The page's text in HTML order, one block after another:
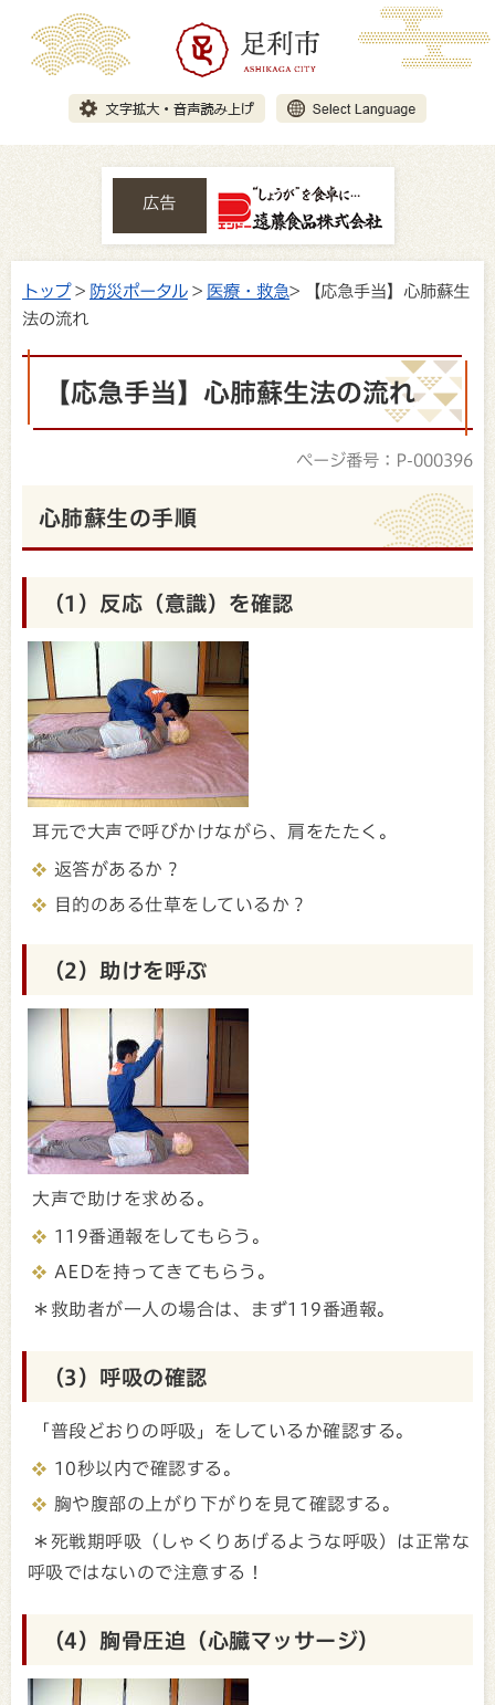
広告
トップ> 防災ポータル > 医療・救急> 【応急手当】心肺蘇生
法の流れ
【応急手当】心肺蘇生法の流れ
ページ番号：P-000396
心肺蘇生の手順
（1）反応（意識）を確認
耳元で大声で呼びかけながら、肩をたたく。
返答があるか？
目的のある仕草をしているか？
（2）助けを呼ぶ
大声で助けを求める。
119番通報をしてもらう。
AEDを持ってきてもらう。
＊救助者が一人の場合は、まず119番通報。
（3）呼吸の確認
「普段どおりの呼吸」をしているか確認する。
10秒以内で確認する。
胸や腹部の上がり下がりを見て確認する。
＊死戦期呼吸（しゃくりあげるような呼吸）は正常な
呼吸ではないので注意する！
（4）胸骨圧迫（心臓マッサージ）